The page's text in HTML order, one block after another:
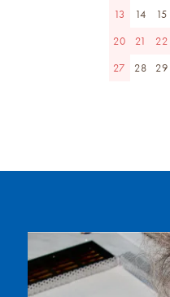
13 14 15
20
21 22
27
28 29